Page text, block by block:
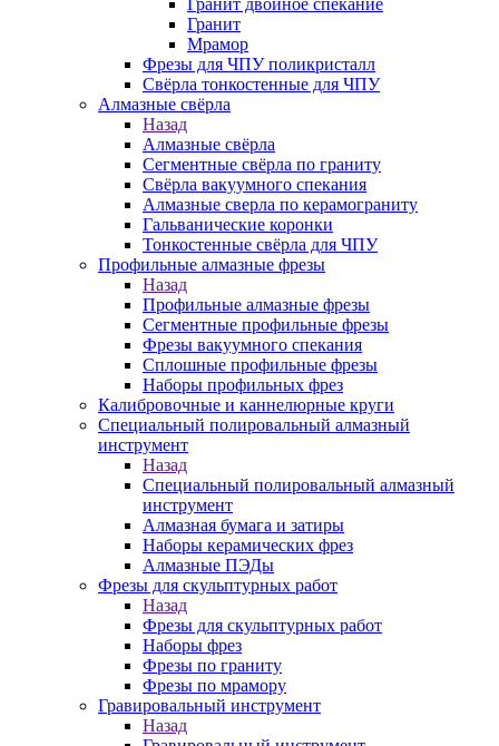
Гранит двойное спекание
Гранит
Мрамор
Фрезы для ЧПУ поликристалл
Свёрла тонкостенные для ЧПУ
Алмазные свёрла
Назад
Алмазные свёрла
Сегментные свёрла по граниту
Свёрла вакуумного спекания
Алмазные сверла по керамограниту
Гальванические коронки
Тонкостенные свёрла для ЧПУ
Профильные алмазные фрезы
Назад
Профильные алмазные фрезы
Сегментные профильные фрезы
Фрезы вакуумного спекания
Сплошные профильные фрезы
Наборы профильных фрез
Калибровочные и каннелюрные круги
Специальный полировальный алмазный
инструмент
Назад
Специальный полировальный алмазный
инструмент
Алмазная бумага и затиры
Наборы керамических фрез
Алмазные ПЭДы
Фрезы для скульптурных работ
Назад
Фрезы для скульптурных работ
Наборы фрез
Фрезы по граниту
Фрезы по мрамору
Гравировальный инструмент
Назад